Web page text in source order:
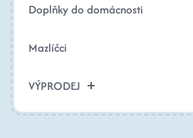
Doplňky do domácnosti
Mazlíčci
VÝPRODEJ